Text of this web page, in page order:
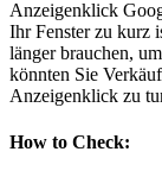
Anzeigenklick
Ihr Fenster zu kurz
länger brauchen,
könnten Sie
Anzeigenklick zu
How to Check: